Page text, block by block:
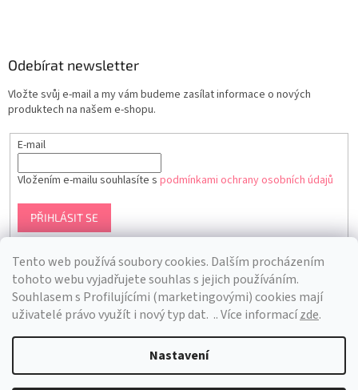
Tento web používá soubory cookies. Dalším procházením
tohoto webu vyjadřujete souhlas s jejich používáním.
Souhlasem s Profilujícími (marketingovými) cookies mají
uživatelé právo využít i nový typ dat. .. Více informacízde.
Nastavení
Odebírat newsletter
Vložte svůj e-mail a my vám budeme zasílat informace o nových
produktech na našem e-shopu.
E-mail
Vložením e-mailu souhlasíte s podmínkami ochrany osobních údajů
PŘIHLÁSIT SE
Vytvořil Shoptet